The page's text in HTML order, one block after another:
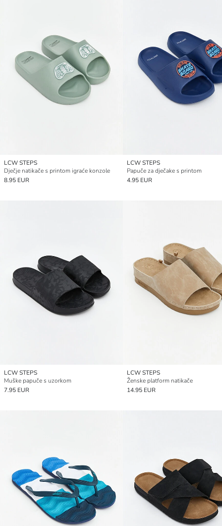
LCW STEPS
Dječje natikače s printom igraće konzole
8.95 EUR
LCW STEPS
Papuče za dječake s printom
4.95 EUR
LCW STEPS
Muške papuče s uzorkom
7.95 EUR
LCW STEPS
Ženske platform natikače
14.95 EUR